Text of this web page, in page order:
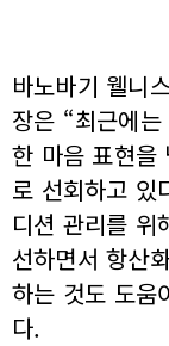
바노바기 웰니
장은 “최근에
한 마음 표현을
로 선회하고 있
디션 관리를 위
선하면서 항산
하는 것도 도움
다.